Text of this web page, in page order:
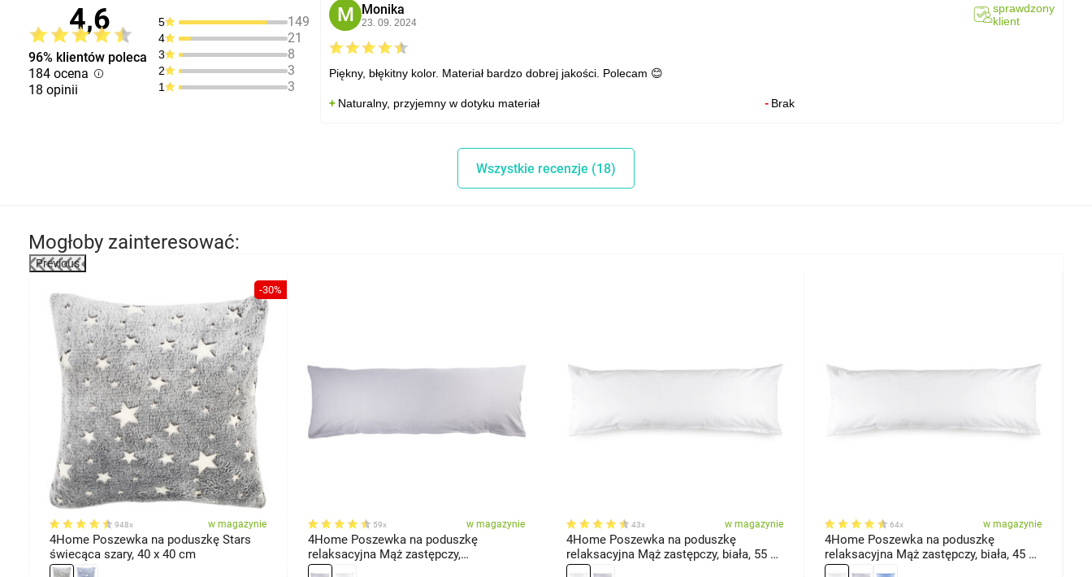
4,6
96% klientów poleca
184 ocena
18 opinii
5 149
4 21
3 8
2 3
1 3
M Monika
23. 09. 2024
sprawdzony
klient
Piękny, błękitny kolor. Materiał bardzo dobrej jakości. Polecam 😊
Naturalny, przyjemny w dotyku materiał Brak
Wszystkie recenzje (18)
Mogłoby zainteresować:
Previous
-30%
948x w magazynie
4Home Poszewka na poduszkę Stars
świecąca szary, 40 x 40 cm
59x w magazynie
4Home Poszewka na poduszkę
relaksacyjna Mąż zastępczy,
jasnoszara, 55 x 180 cm
43x w magazynie
4Home Poszewka na poduszkę
relaksacyjna Mąż zastępczy, biała, 55 x
180 cm
64x w magazynie
4Home Poszewka na poduszkę
relaksacyjna Mąż zastępczy, biała, 45 x
120 cm